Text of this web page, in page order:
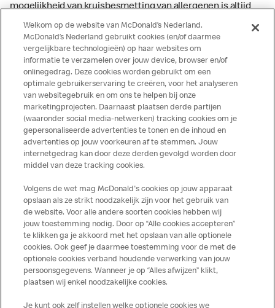
mogelijkheid van kruisbesmetting van allergenen is altijd
aanwezig. McDonald’s kan zodoende niet garanderen dat
haar producten geen sporen van allergenen bevatten.
McDonald’s aanvaardt daarom geen aansprakelijkheid
indien een gast als gevolg van het binnenkrijgen van (een
spoor van) een allergeen lichamelijke klachten krijgt. Alle
producten kunnen sporen bevatten van dierlijke
ingrediënten. McDonald’s streeft er naar om de
voedingswaarde- en allergeneninformatie altijd up to date
te houden. De verstrekte informatie is alleen van
toepassing op de in Nederland verkochte producten. Voor
meer informatie over voedingswaarden en allergenen kijk
op de McDonald's website of in de McDonald’s App.
Publicatiefouten voorbehouden.
Over ons
Services
Welkom op de website van McDonald’s Nederland.
McDonald’s Nederland gebruikt cookies (en/of daarmee
vergelijkbare technologieën) op haar websites om
informatie te verzamelen over jouw device, browser en/of
onlinegedrag. Deze cookies worden gebruikt om een
optimale gebruikerservaring te creëren, voor het analyseren
van websitegebruik en om ons te helpen bij onze
marketingprojecten. Daarnaast plaatsen derde partijen
(waaronder social media-netwerken) tracking cookies om je
gepersonaliseerde advertenties te tonen en de inhoud en
advertenties op jouw voorkeuren af te stemmen. Jouw
internetgedrag kan door deze derden gevolgd worden door
middel van deze tracking cookies.
Volgens de wet mag McDonald's cookies op jouw apparaat
opslaan als ze strikt noodzakelijk zijn voor het gebruik van
de website. Voor alle andere soorten cookies hebben wij
jouw toestemming nodig. Door op “Alle cookies accepteren”
te klikken ga je akkoord met het opslaan van alle optionele
cookies. Ook geef je daarmee toestemming voor de met de
optionele cookies verband houdende verwerking van jouw
persoonsgegevens. Wanneer je op “Alles afwijzen” klikt,
plaatsen wij enkel noodzakelijke cookies.